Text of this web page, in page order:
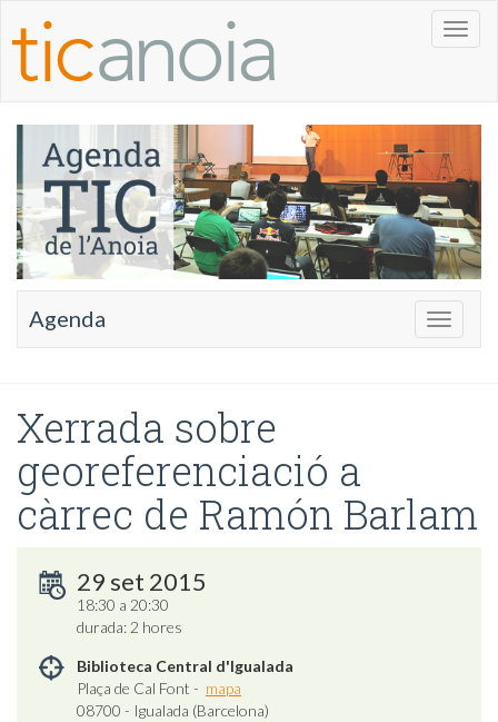
Toggle
Agenda
Xerrada sobre
georeferenciació a
càrrec de Ramón Barlam
29 set 2015
18:30 a 20:30
durada: 2 hores
Biblioteca Central d'Igualada
Plaça de Cal Font - mapa
08700 - Igualada (Barcelona)